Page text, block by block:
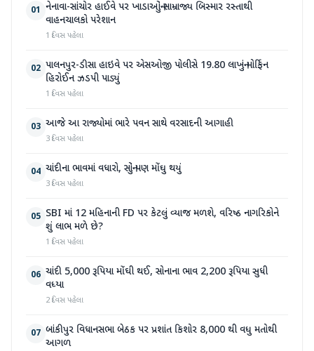
01 નેનાવા-સાંચોર હાઈવે પર ખાડાઓનું સામ્રાજ્ય બિસ્માર રસ્તાથી
વાહનચાલકો પરેશાન
1 દિવસ પહેલા
02 પાલનપુર-ડીસા હાઇવે પર એસઓજી પોલીસે 19.80 લાખનું મોર્ફિન
હિરોઈન ઝડપી પાડ્યું
1 દિવસ પહેલા
03 આજે આ રાજ્યોમાં ભારે પવન સાથે વરસાદની આગાહી
3 દિવસ પહેલા
04 ચાંદીના ભાવમાં વધારો, સોનું પણ મોંઘુ થયું
3 દિવસ પહેલા
05 SBI માં 12 મહિનાની FD પર કેટલું વ્યાજ મળશે, વરિષ્ઠ નાગરિકોને
શું લાભ મળે છે?
1 દિવસ પહેલા
06 ચાંદી 5,000 રૂપિયા મોંઘી થઈ, સોનાના ભાવ 2,200 રૂપિયા સુધી
વધ્યા
2 દિવસ પહેલા
07 બાંકીપુર વિધાનસભા બેઠક પર પ્રશાંત કિશોર 8,000 થી વધુ મતોથી
આગળ